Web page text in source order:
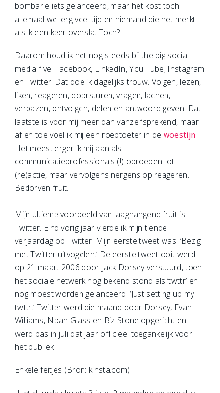
bombarie iets gelanceerd, maar het kost toch
allemaal wel erg veel tijd en niemand die het merkt
als ik een keer oversla. Toch?
Daarom houd ik het nog steeds bij the big social
media five: Facebook, LinkedIn, You Tube, Instagram
en Twitter. Dat doe ik dagelijks trouw. Volgen, lezen,
liken, reageren, doorsturen, vragen, lachen,
verbazen, ontvolgen, delen en antwoord geven. Dat
laatste is voor mij meer dan vanzelfsprekend, maar
af en toe voel ik mij een roeptoeter in de woestijn.
Het meest erger ik mij aan als
communicatieprofessionals (!) oproepen tot
(re)actie, maar vervolgens nergens op reageren.
Bedorven fruit.
Mijn ultieme voorbeeld van laaghangend fruit is
Twitter. Eind vorig jaar vierde ik mijn tiende
verjaardag op Twitter. Mijn eerste tweet was: ‘Bezig
met Twitter uitvogelen.’ De eerste tweet ooit werd
op 21 maart 2006 door Jack Dorsey verstuurd, toen
het sociale netwerk nog bekend stond als ‘twttr’ en
nog moest worden gelanceerd: ‘Just setting up my
twttr.’ Twitter werd die maand door Dorsey, Evan
Williams, Noah Glass en Biz Stone opgericht en
werd pas in juli dat jaar officieel toegankelijk voor
het publiek.
Enkele feitjes (Bron: kinsta.com)